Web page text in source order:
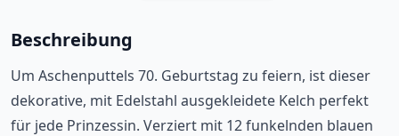
Beschreibung
Um Aschenputtels 70. Geburtstag zu feiern, ist dieser
dekorative, mit Edelstahl ausgekleidete Kelch perfekt
für jede Prinzessin. Verziert mit 12 funkelnden blauen